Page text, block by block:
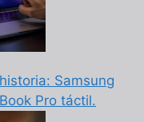
Samsung
Pro táctil.